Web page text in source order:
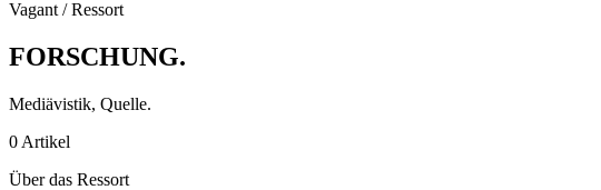
Vagant / Ressort
FORSCHUNG.
Mediävistik, Quelle.
0 Artikel
Über das Ressort